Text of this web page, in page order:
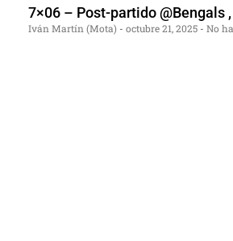
7×06 – Post-partido @Bengals
Iván Martín (Mota) octubre 21, 2025 No